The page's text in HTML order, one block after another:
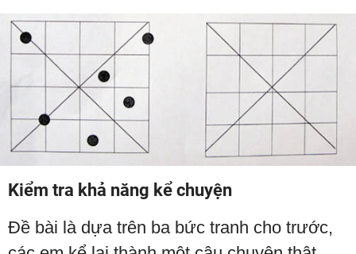
Kiểm tra khả năng kể chuyện
Đề bài là dựa trên ba bức tranh cho trước,